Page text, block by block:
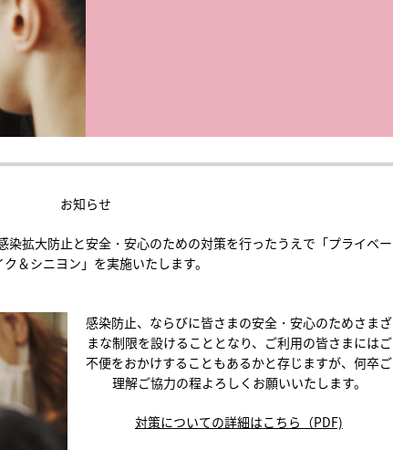
お知らせ
染拡大防止と安全・安心のための対策を行ったうえで「プライベー
＆シニヨン」を実施いたします。
感染防止、ならびに皆さまの安全・安心のためさまざ
まな制限を設けることとなり、ご利用の皆さまにはご
不便をおかけすることもあるかと存じますが、何卒ご
理解ご協力の程よろしくお願いいたします。
対策についての詳細はこちら（PDF)